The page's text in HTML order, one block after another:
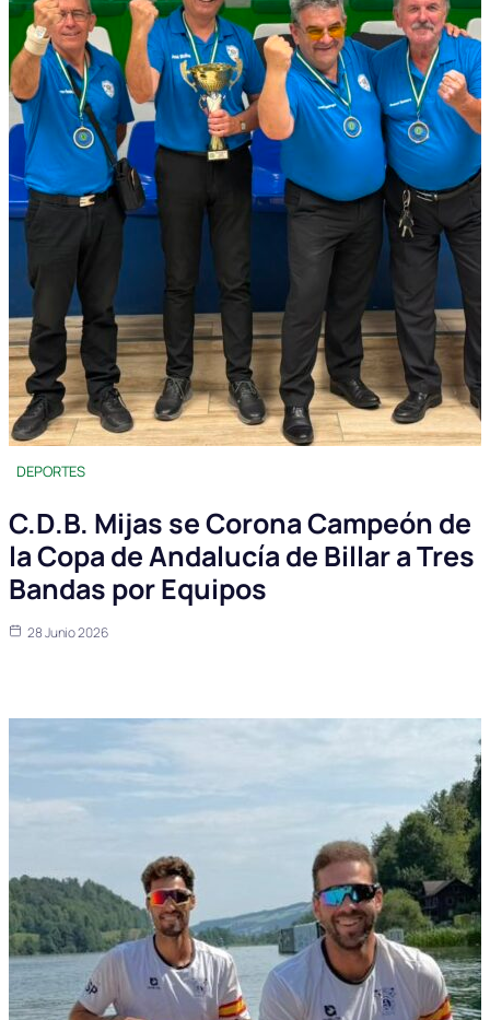
DEPORTES
C.D.B. Mijas se Corona Campeón de
la Copa de Andalucía de Billar a Tres
Bandas por Equipos
28 Junio 2026